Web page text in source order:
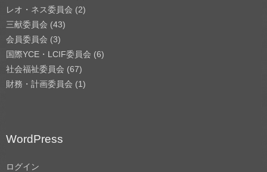
レオ・ネス委員会 (2)
三献委員会 (43)
会員委員会 (3)
国際YCE・LCIF委員会 (6)
社会福祉委員会 (67)
財務・計画委員会 (1)
WordPress
ログイン